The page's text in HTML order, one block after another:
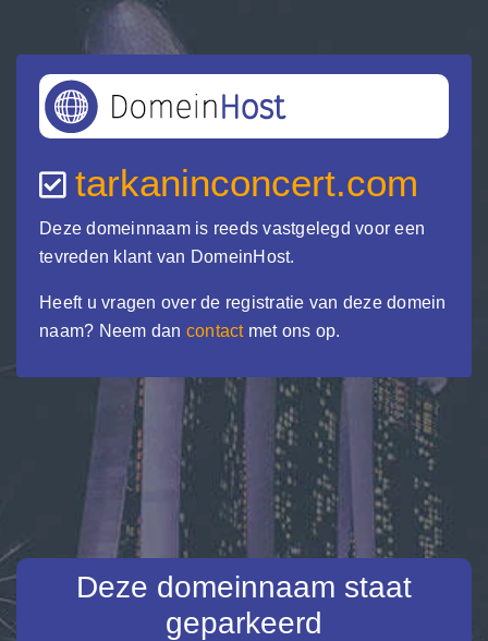
tarkaninconcert.com
Deze domeinnaam is reeds vastgelegd voor een
tevreden klant van DomeinHost.
Heeft u vragen over de registratie van deze domein
naam? Neem dan contactmet ons op.
Deze domeinnaam staat
geparkeerd